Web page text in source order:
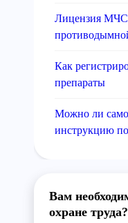
Лицензия
Как
препараты
Можно ли
инструкцию по
Вам
охране труда?